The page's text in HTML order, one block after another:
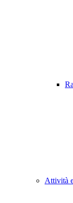
Attività